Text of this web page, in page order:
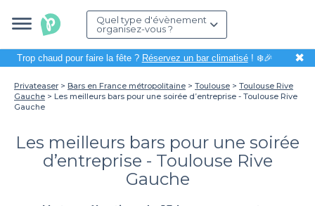
Quel type d'évènement
organisez-vous ?
Trop chaud pour faire la fête ? Réservez un bar climatisé! ❄️🎉 ✖
Privateaser Bars en France métropolitaine Toulouse
Toulouse Rive
Gauche
Les meilleurs bars pour une soirée d’entreprise - Toulouse Rive
Gauche
Les meilleurs bars pour une soirée
d’entreprise - Toulouse Rive
Gauche